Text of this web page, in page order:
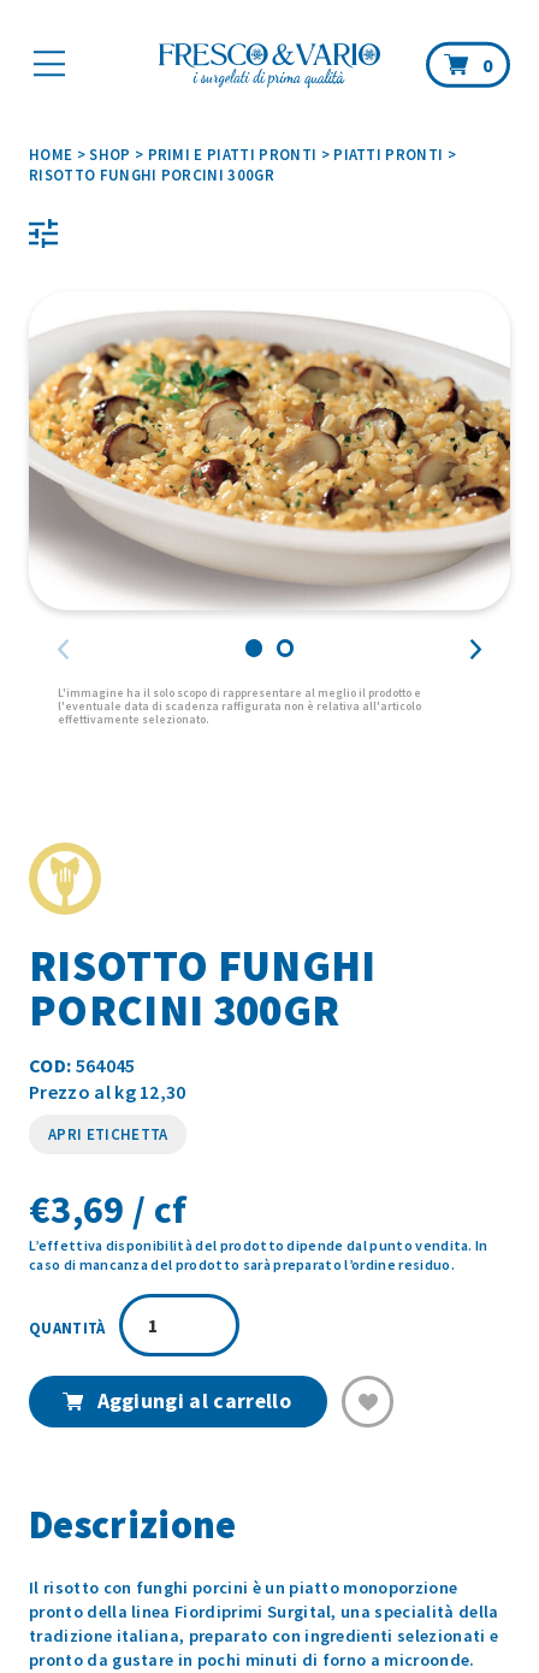
0
HOME >SHOP > PRIMI E PIATTI PRONTI > PIATTI PRONTI >
RISOTTO FUNGHI PORCINI 300GR
RISOTTO FUNGHI
PORCINI 300GR
COD: 564045
Prezzo al kg 12,30
APRI ETICHETTA
€3,69 / cf
L’effettiva disponibilità del prodotto dipende dal punto vendita. In
caso di mancanza del prodotto sarà preparato l’ordine residuo.
RISOTTO
FUNGHI
PORCINI
quantità
Aggiungi al carrello
Descrizione
Il risotto con funghi porcini è un piatto monoporzione
pronto della linea Fiordiprimi Surgital, una specialità della
tradizione italiana, preparato con ingredienti selezionati e
pronto da gustare in pochi minuti di forno a microonde.